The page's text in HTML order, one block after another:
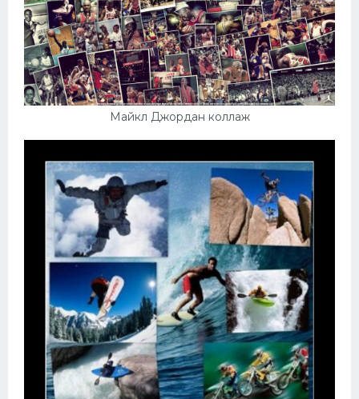
Майкл Джордан коллаж